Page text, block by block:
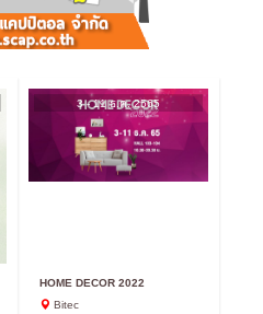
3 - 11 ธ.ค. 2565
HOME DECOR 2022
Bitec